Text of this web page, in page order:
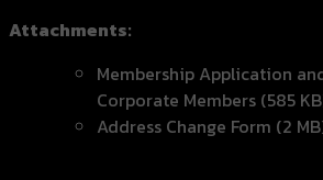
Attachments:
Membership Application
Corporate Members (585
Address Change Form (2